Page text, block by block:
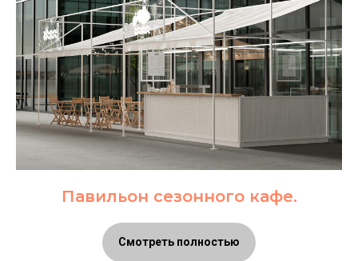
Павильон сезонного кафе.
Смотреть полностью